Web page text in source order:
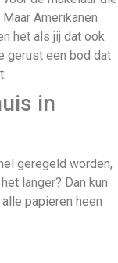
Amerikanen
het als jij dat ook
gerust een bod dat
in
geregeld worden,
langer? Dan kun
papieren heen